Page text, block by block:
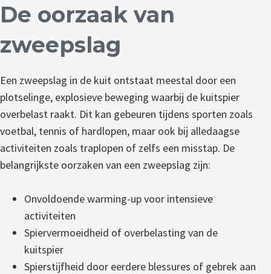
De oorzaak van
zweepslag
Een zweepslag in de kuit ontstaat meestal door een
plotselinge, explosieve beweging waarbij de kuitspier
overbelast raakt. Dit kan gebeuren tijdens sporten zoals
voetbal, tennis of hardlopen, maar ook bij alledaagse
activiteiten zoals traplopen of zelfs een misstap. De
belangrijkste oorzaken van een zweepslag zijn:
Onvoldoende warming-up voor intensieve
activiteiten
Spiervermoeidheid of overbelasting van de
kuitspier
Spierstijfheid door eerdere blessures of gebrek aan